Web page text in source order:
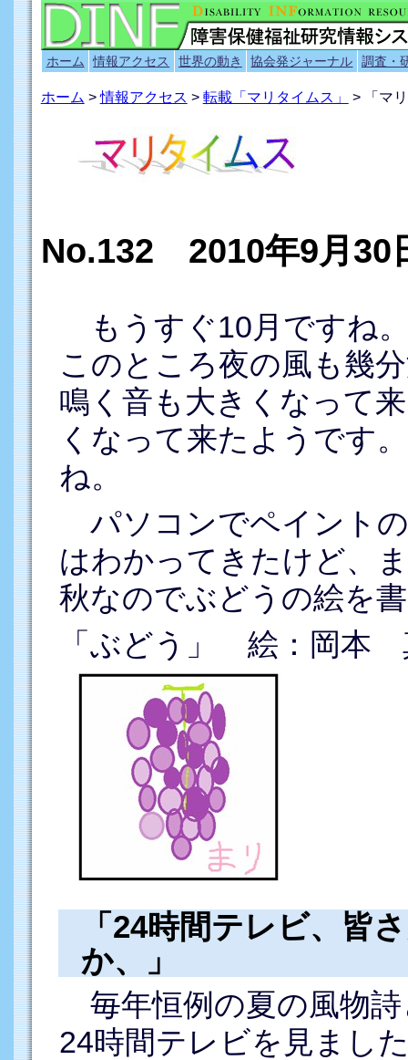
ホーム 情報アクセス 世界の動き 協会発ジャーナル 調査・
ホーム >情報アクセス > 転載「マリタイムス」 > 「マ
No.132 2010年9月30
もうすぐ10月ですね
このところ夜の風も幾
鳴く音も大きくなって
くなって来たようです
ね。
パソコンでペイント
はわかってきたけど、
秋なのでぶどうの絵を
「ぶどう」 絵：岡本
「24時間テレビ、皆
か、」
毎年恒例の夏の風物
24時間テレビを見まし